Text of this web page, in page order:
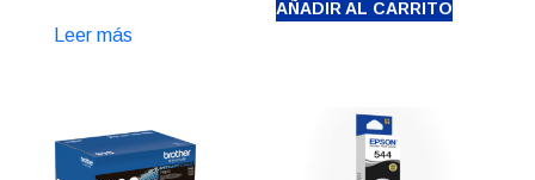
Leer más
AÑADIR AL CARRITO